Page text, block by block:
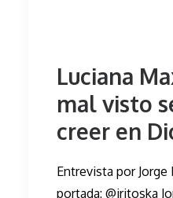
Luciana
mal visto
creer en
Entrevista por
portada: @iritoska